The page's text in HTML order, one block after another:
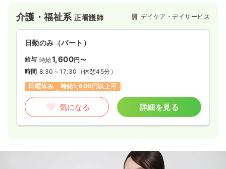
ア、お看取りまで対応できる体制を整えており、入居者様一人
ひとりの「やりたいこと」を実現するオーダーメイドの生活支
援を行っています。看護・介護の各専門スタッフが密に連携す
るチーム体制が構築されており、画一的ではない、個々の人生
に寄り添った深いケアを実践したい方に適した環境です。
介護・福祉系正看護師 デイケア・デイサービス
日勤のみ（パート）
給与 時給1,600円〜
時間 8:30～17:30 （休憩45分）
日曜休み
時給1,600円以上可
気になる 詳細を見る